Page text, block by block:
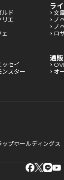
ルド
リエ
ェ
ラ
文
ノ
ノ
ロ
ッセイ
ンスター
通
オ
ップホールディングス